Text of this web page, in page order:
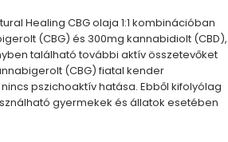
Healing CBG olaja 1:1 kombinációban
(CBG) és 300mg kannabidiolt (CBD),
található további aktív összetevőket
(CBG) fiatal kender
pszichoaktív hatása. Ebből kifolyólag
gyermekek és állatok esetében